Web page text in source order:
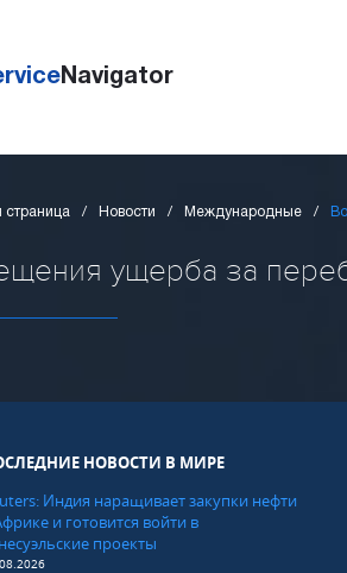
Navigator
страница Новости Международные
ущерба за
НОВОСТИ В МИРЕ
Индия наращивает закупки нефти
и готовится войти в
проекты